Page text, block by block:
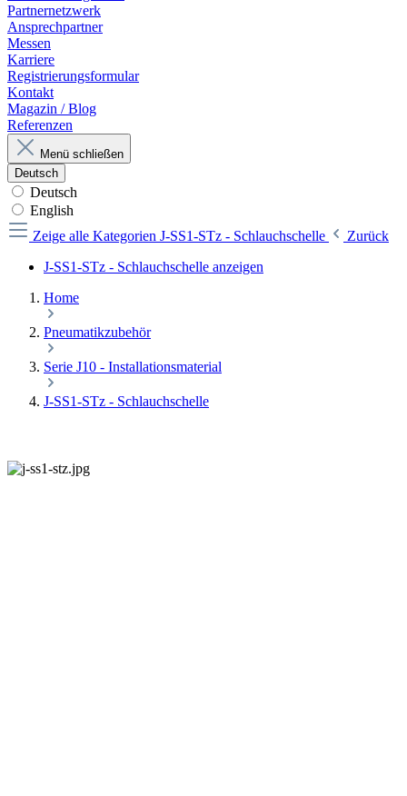
Partnernetzwerk
Ansprechpartner
Messen
Karriere
Registrierungsformular
Kontakt
Magazin / Blog
Referenzen
Menü schließen
Deutsch
Deutsch
English
Zeige alle Kategorien J-SS1-STz - Schlauchschelle
Zurück
J-SS1-STz - Schlauchschelle anzeigen
Home
Pneumatikzubehör
Serie J10 - Installationsmaterial
J-SS1-STz - Schlauchschelle